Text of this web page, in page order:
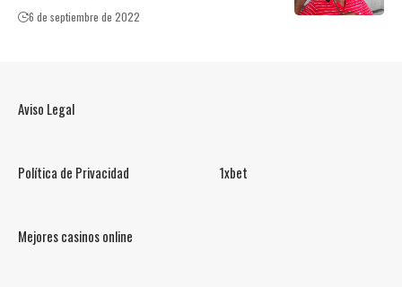
6 de septiembre de 2022
Aviso Legal
Política de Privacidad 1xbet
Mejores casinos online